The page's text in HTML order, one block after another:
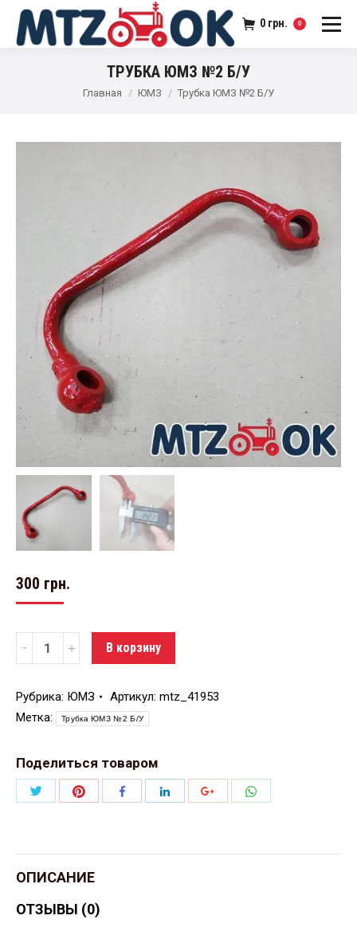
0 грн. 0
ТРУБКА ЮМЗ №2 Б/У
Главная ЮМЗ Трубка ЮМЗ №2 Б/У
300 грн.
Количество В корзину
Рубрика: ЮМЗ Артикул: mtz_41953
Метка:
Трубка ЮМЗ №2 Б/У
Поделиться товаром
ПоделитьсяПоделитьсяПоделитьсяПоделитьсяПоделиться
ОПИСАНИЕ
ОТЗЫВЫ (0)